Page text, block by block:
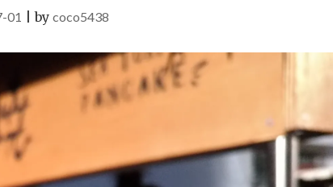
01 |by coco5438